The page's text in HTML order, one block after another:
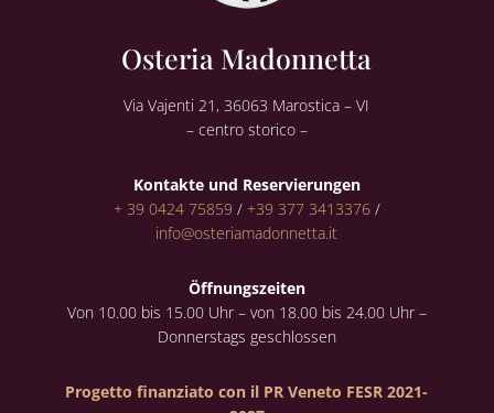
Osteria Madonnetta
Via Vajenti 21, 36063 Marostica – VI
– centro storico –
Kontakte und Reservierungen
+ 39 0424 75859 / +39 377 3413376/
info@osteriamadonnetta.it
Öffnungszeiten
Von 10.00 bis 15.00 Uhr – von 18.00 bis 24.00 Uhr –
Donnerstags geschlossen
Progetto finanziato con il PR Veneto FESR 2021-